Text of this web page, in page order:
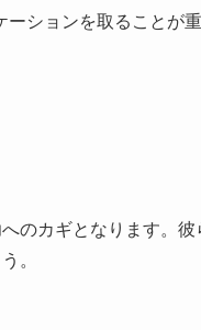
ションを取ることが
のカギとなります。
。